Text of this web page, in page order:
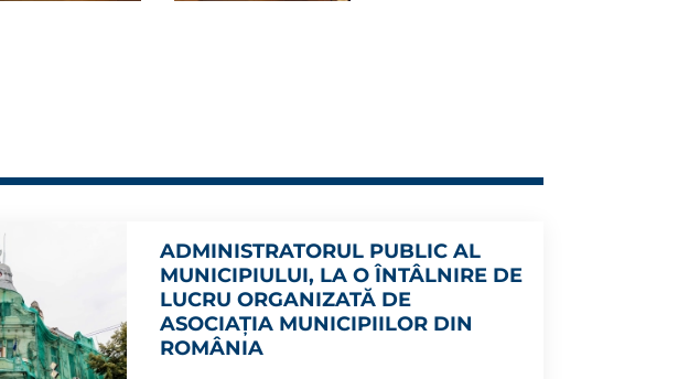
ADMINISTRATORUL PUBLIC AL
MUNICIPIULUI, LA O ÎNTÂLNIRE DE
LUCRU ORGANIZATĂ DE
ASOCIAȚIA MUNICIPIILOR DIN
ROMÂNIA